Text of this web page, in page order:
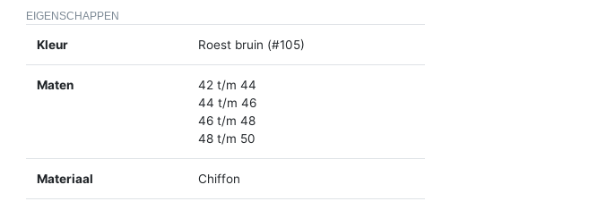
EIGENSCHAPPEN
Kleur Roest bruin (#105)
Maten
42 t/m 44
44 t/m 46
46 t/m 48
48 t/m 50
Materiaal Chiffon